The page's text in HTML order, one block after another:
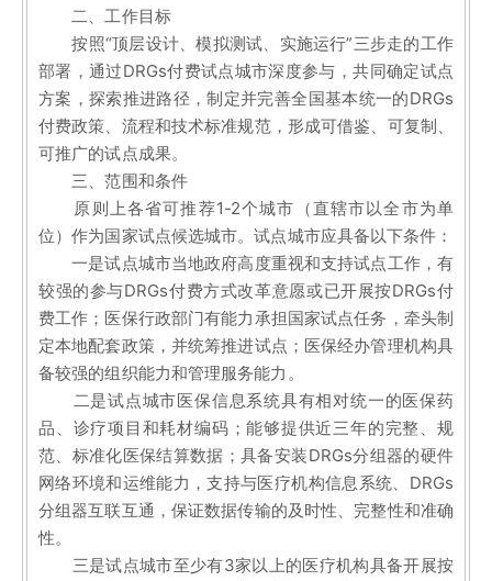
二、工作目标
按照“顶层设计、模拟测试、实施运行”三步走的工作
部署，通过DRGs付费试点城市深度参与，共同确定试点
方案，探索推进路径，制定并完善全国基本统一的DRGs
付费政策、流程和技术标准规范，形成可借鉴、可复制、
可推广的试点成果。
三、范围和条件
原则上各省可推荐1-2个城市（直辖市以全市为单
位）作为国家试点候选城市。试点城市应具备以下条件：
一是试点城市当地政府高度重视和支持试点工作，有
较强的参与DRGs付费方式改革意愿或已开展按DRGs付
费工作；医保行政部门有能力承担国家试点任务，牵头制
定本地配套政策，并统筹推进试点；医保经办管理机构具
备较强的组织能力和管理服务能力。
二是试点城市医保信息系统具有相对统一的医保药
品、诊疗项目和耗材编码；能够提供近三年的完整、规
范、标准化医保结算数据；具备安装DRGs分组器的硬件
网络环境和运维能力，支持与医疗机构信息系统、DRGs
分组器互联互通，保证数据传输的及时性、完整性和准确
性。
三是试点城市至少有3家以上的医疗机构具备开展按